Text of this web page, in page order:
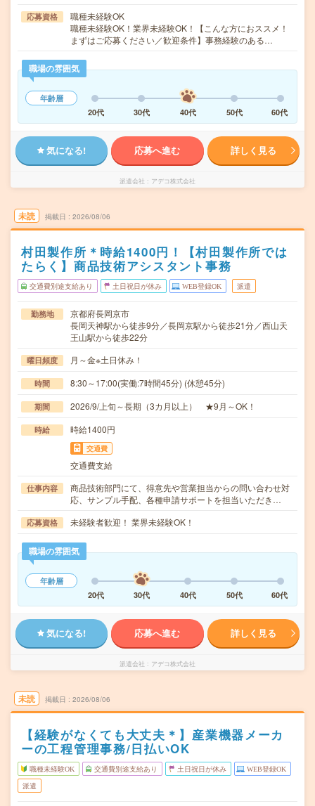
応募資格
職種未経験OK
職種未経験OK！業界未経験OK！【こんな方におススメ！
まずはご応募ください／歓迎条件】事務経験のある…
職場の雰囲気
年齢層
20代
30代 40代 50代 60代
気になる! 応募へ進む 詳しく見る
派遣会社 アデコ株式会社
未読 掲載日 2026/08/06
村田製作所＊時給1400円！【村田製作所では
たらく】商品技術アシスタント事務
交通費別途支給あり 土日祝日が休み WEB登録OK 派遣
勤務地
京都府長岡京市
長岡天神駅から徒歩9分／長岡京駅から徒歩21分／西山天
王山駅から徒歩22分
曜日頻度 月～金※土日休み！
時間 8:30～17:00(実働:7時間45分) (休憩45分)
期間 2026/9/上旬～長期（3カ月以上） ★9月～OK！
時給 時給1400円
交通費
交通費支給
仕事内容
商品技術部門にて、得意先や営業担当からの問い合わせ対
応、サンプル手配、各種申請サポートを担当いただき…
応募資格 未経験者歓迎！ 業界未経験OK！
職場の雰囲気
年齢層
20代
30代 40代 50代 60代
気になる! 応募へ進む 詳しく見る
派遣会社 アデコ株式会社
未読 掲載日 2026/08/06
【経験がなくても大丈夫＊】産業機器メーカ
ーの工程管理事務/日払いOK
職種未経験OK 交通費別途支給あり 土日祝日が休み WEB登録OK
派遣